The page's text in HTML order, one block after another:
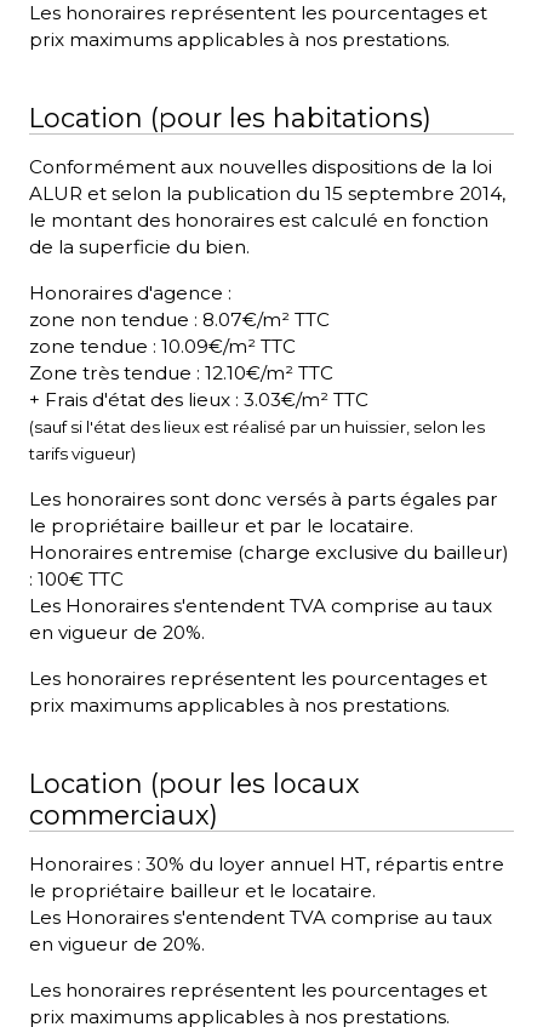
Les honoraires représentent les pourcentages et
prix maximums applicables à nos prestations.
Location (pour les habitations)
Conformément aux nouvelles dispositions de la loi
ALUR et selon la publication du 15 septembre 2014,
le montant des honoraires est calculé en fonction
de la superficie du bien.
Honoraires d'agence :
zone non tendue : 8.07€/m² TTC
zone tendue : 10.09€/m² TTC
Zone très tendue : 12.10€/m² TTC
+ Frais d'état des lieux : 3.03€/m² TTC
(sauf si l'état des lieux est réalisé par un huissier, selon les
tarifs vigueur)
Les honoraires sont donc versés à parts égales par
le propriétaire bailleur et par le locataire.
Honoraires entremise (charge exclusive du bailleur)
: 100€ TTC
Les Honoraires s'entendent TVA comprise au taux
en vigueur de 20%.
Les honoraires représentent les pourcentages et
prix maximums applicables à nos prestations.
Location (pour les locaux
commerciaux)
Honoraires : 30% du loyer annuel HT, répartis entre
le propriétaire bailleur et le locataire.
Les Honoraires s'entendent TVA comprise au taux
en vigueur de 20%.
Les honoraires représentent les pourcentages et
prix maximums applicables à nos prestations.